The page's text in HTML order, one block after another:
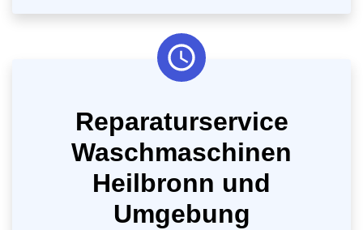
Reparaturservice
Waschmaschinen
Heilbronn und
Umgebung